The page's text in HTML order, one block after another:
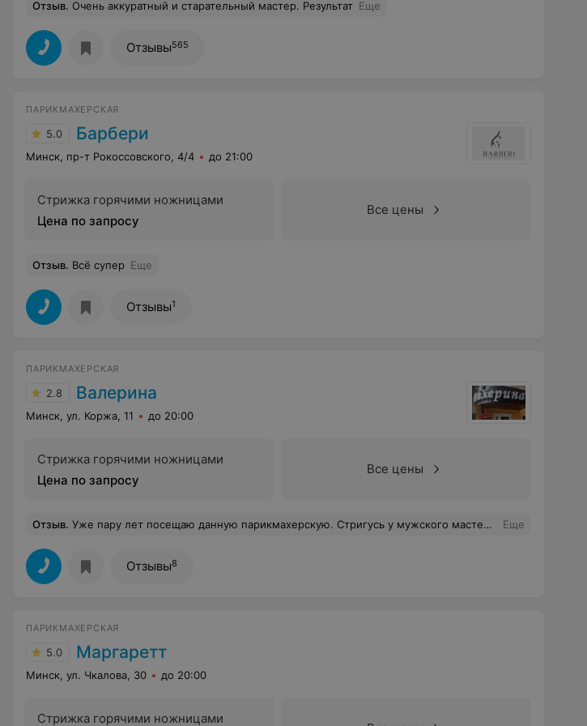
Отзыв. Очень аккуратный и старательный мастер. Результат Еще
Отзывы565
ПАРИКМАХЕРСКАЯ
5.0 Барбери
Минск, пр-т Рокоссовского, 4/4 до 21:00
Стрижка горячими ножницами
Цена по запросу
Все цены
Отзыв. Всё супер Еще
Отзывы1
ПАРИКМАХЕРСКАЯ
2.8 Валерина
Минск, ул. Коржа, 11 до 20:00
Стрижка горячими ножницами
Цена по запросу
Все цены
Отзыв. Уже пару лет посещаю данную парикмахерскую. Стригусь у мужского мастера Светланы, это мастер своего дела. Рекомендую всем. Еще
Отзывы8
ПАРИКМАХЕРСКАЯ
5.0 Маргаретт
Минск, ул. Чкалова, 30 до 20:00
Стрижка горячими ножницами